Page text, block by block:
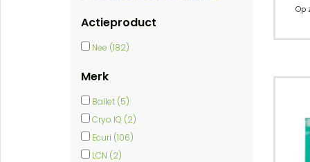
Actieproduct
Nee (182)
Merk
Ballet (5)
Cryo IQ (2)
Ecuri (106)
LCN (2)
Op